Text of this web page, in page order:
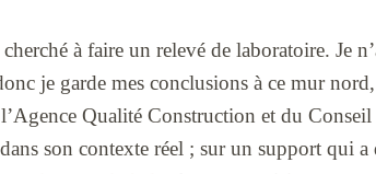
cherché à faire un relevé de laboratoire. Je
je garde mes conclusions à ce mur
l’Agence Qualité Construction et du
son contexte réel ; sur un support qui